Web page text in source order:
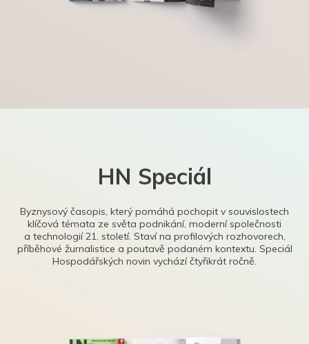
HN Speciál
Byznysový časopis, který pomáhá pochopit v souvislostech
klíčová témata ze světa podnikání, moderní společnosti
a technologií 21. století. Staví na profilových rozhovorech,
příběhové žurnalistice a poutavě podaném kontextu. Speciál
Hospodářských novin vychází čtyřikrát ročně.